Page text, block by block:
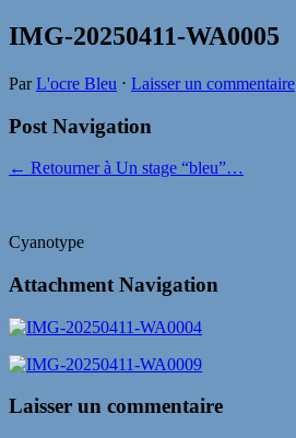
IMG-20250411-WA0005
ParL'ocre Bleu ⋅ Laisser un commentaire
Post Navigation
← Retourner à Un stage “bleu”…
Cyanotype
Attachment Navigation
Laisser un commentaire